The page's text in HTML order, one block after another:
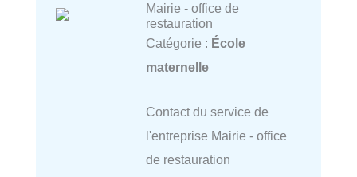
Mairie - office de
restauration
Catégorie : École
maternelle
Contact du service de
l'entreprise Mairie - office
de restauration